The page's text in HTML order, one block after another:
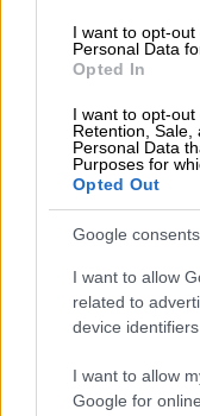
I want to opt-
Personal Data
Opted In
I want to opt-out
Retention, Sale,
Personal Data
Purposes for
Opted Out
Google consents
I want to allow
related to
device identifiers
I want to allow
Google for
- Προστασία
στις
24ωρη
Επίσης, ηΓΣΕΕ,
του συνεδρίου
απεργία
καλεί όλους
συμμετάσχουν